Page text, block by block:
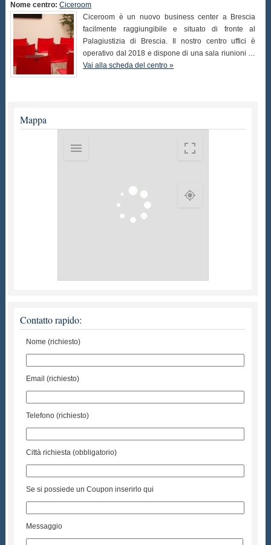
Nome centro: Ciceroom
Ciceroom è un nuovo business center a Brescia
facilmente raggiungibile e situato di fronte al
Palagiustizia di Brescia. Il nostro centro uffici è
operativo dal 2018 e dispone di una sala riunioni …
Vai alla scheda del centro »
Mappa
Contatto rapido:
Nome (richiesto)
Email (richiesto)
Telefono (richiesto)
Città richiesta (obbligatorio)
Se si possiede un Coupon inserirlo qui
Messaggio